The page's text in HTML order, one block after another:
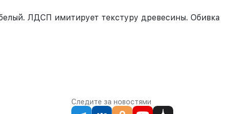
ЛДСП имитирует текстуру древесины. Обивка
Следите за новостями